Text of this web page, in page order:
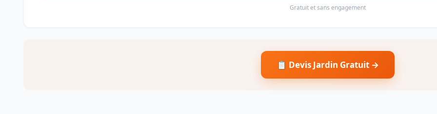
Gratuit et sans engagement
📋 Devis Jardin Gratuit →